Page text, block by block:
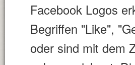
Facebook Logos
Begriffen "Like",
oder sind mit dem